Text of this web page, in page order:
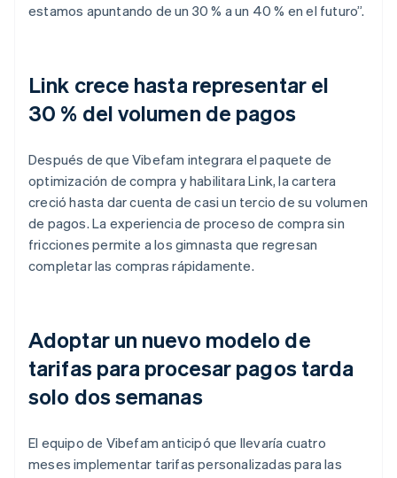
estamos apuntando de un 30 % a un 40 % en el futuro”.
Link crece hasta representar el
30 % del volumen de pagos
Después de que Vibefam integrara el paquete de
optimización de compra y habilitara Link, la cartera
creció hasta dar cuenta de casi un tercio de su volumen
de pagos. La experiencia de proceso de compra sin
fricciones permite a los gimnasta que regresan
completar las compras rápidamente.
Adoptar un nuevo modelo de
tarifas para procesar pagos tarda
solo dos semanas
El equipo de Vibefam anticipó que llevaría cuatro
meses implementar tarifas personalizadas para las